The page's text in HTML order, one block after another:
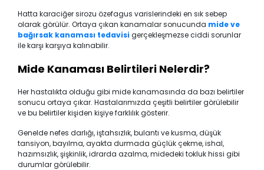
Hatta karaciğer sirozu özefagus varislerindeki en sık sebep
olarak görülür. Ortaya çıkan kanamalar sonucunda mide ve
bağırsak kanaması tedavisigerçekleşmezse ciddi sorunlar
ile karşı karşıya kalınabilir.
Mide Kanaması Belirtileri Nelerdir?
Her hastalıkta olduğu gibi mide kanamasında da bazı belirtiler
sonucu ortaya çıkar. Hastalarımızda çeşitli belirtiler görülebilir
ve bu belirtiler kişiden kişiye farklılık gösterir.
Genelde nefes darlığı, iştahsızlık, bulantı ve kusma, düşük
tansiyon, bayılma, ayakta durmada güçlük çekme, ishal,
hazımsızlık, şişkinlik, idrarda azalma, midedeki tokluk hissi gibi
durumlar görülebilir.